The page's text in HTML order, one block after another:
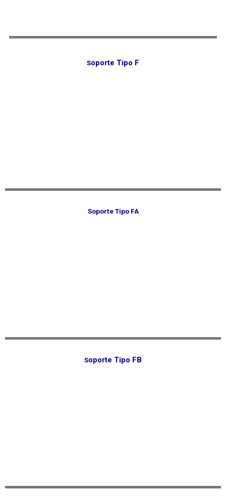
Soporte Tipo F
Soporte Tipo FA
Soporte Tipo FB